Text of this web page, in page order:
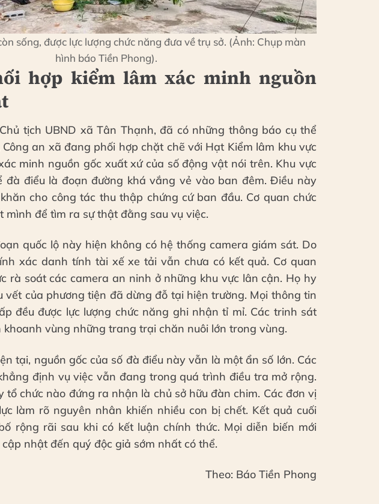
sống, được lực lượng chức năng đưa về trụ sở. (Ảnh: Chụp màn
hình báo Tiền Phong).
hợp kiểm lâm xác minh nguồn
tịch UBND xã Tân Thạnh, đã có những thông báo cụ thể
an xã đang phối hợp chặt chẽ với Hạt Kiểm lâm khu vực
minh nguồn gốc xuất xứ của số động vật nói trên. Khu vực
đà điểu là đoạn đường khá vắng vẻ vào ban đêm. Điều này
cho công tác thu thập chứng cứ ban đầu. Cơ quan chức
mình để tìm ra sự thật đằng sau vụ việc.
quốc lộ này hiện không có hệ thống camera giám sát. Do
xác danh tính tài xế xe tải vẫn chưa có kết quả. Cơ quan
rà soát các camera an ninh ở những khu vực lân cận. Họ hy
vết của phương tiện đã dừng đỗ tại hiện trường. Mọi thông tin
đều được lực lượng chức năng ghi nhận tỉ mỉ. Các trinh sát
vùng những trang trại chăn nuôi lớn trong vùng.
tại, nguồn gốc của số đà điểu này vẫn là một ẩn số lớn. Các
định vụ việc vẫn đang trong quá trình điều tra mở rộng.
tổ chức nào đứng ra nhận là chủ sở hữu đàn chim. Các đơn vị
làm rõ nguyên nhân khiến nhiều con bị chết. Kết quả cuối
rộng rãi sau khi có kết luận chính thức. Mọi diễn biến mới
nhật đến quý độc giả sớm nhất có thể.
Theo: Báo Tiền Phong